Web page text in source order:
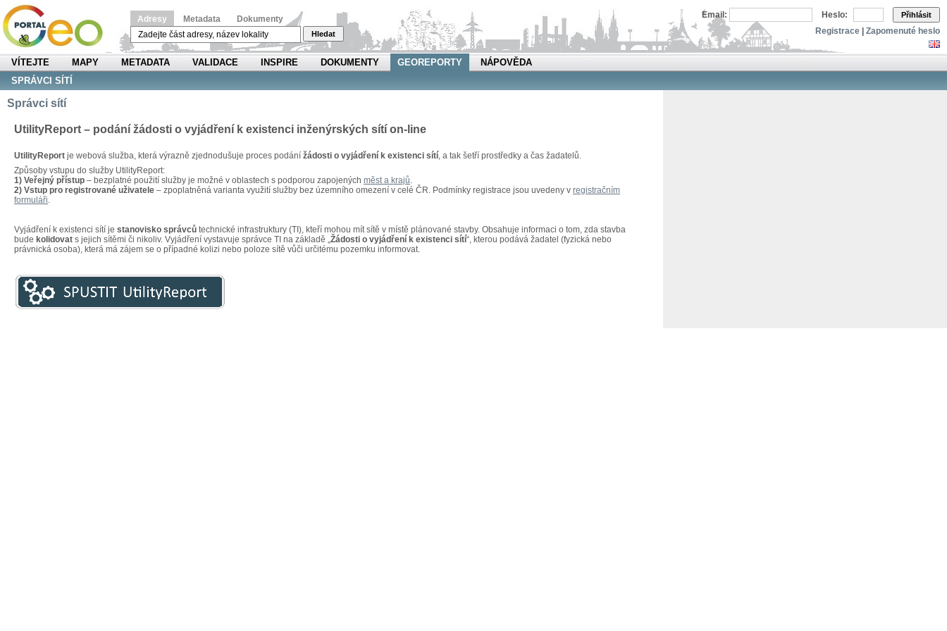
Adresy Metadata Dokumenty
Hledat
Email: Heslo: Přihlásit
Registrace Zapomenuté heslo
VÍTEJTE MAPY METADATA VALIDACE INSPIRE DOKUMENTY GEOREPORTY
NÁPOVĚDA
SPRÁVCI SÍTÍ
Správci sítí
UtilityReport – podání žádosti o vyjádření k existenci inženýrských sítí on-line
UtilityReport je webová služba, která výrazně zjednodušuje proces podání žádosti o vyjádření k existenci sítí, a tak šetří prostředky a čas žadatelů.
Způsoby vstupu do služby UtilityReport:
1) Veřejný přístup – bezplatné použití služby je možné v oblastech s podporou zapojených měst a krajů.
2) Vstup pro registrované uživatele – zpoplatněná varianta využití služby bez územního omezení v celé ČR. Podmínky registrace jsou uvedeny v registračním
formuláři.
Vyjádření k existenci sítí je stanovisko správců technické infrastruktury (TI), kteří mohou mít sítě v místě plánované stavby. Obsahuje informaci o tom, zda stavba
bude kolidovat s jejich sítěmi či nikoliv. Vyjádření vystavuje správce TI na základě „Žádosti o vyjádření k existenci sítí“, kterou podává žadatel (fyzická nebo
právnická osoba), která má zájem se o případné kolizi nebo poloze sítě vůči určitému pozemku informovat.